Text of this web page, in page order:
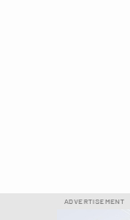
ADVERTISEMENT